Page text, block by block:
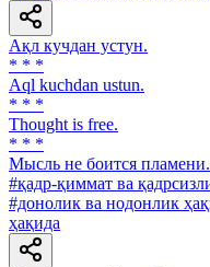
Ақл кучдан устун.
* * *
Aql kuchdan ustun.
* * *
Thought is free.
* * *
Мысль не боится пламени.
#қадр-қиммат ва
#донолик ва нодонлик
ҳақида